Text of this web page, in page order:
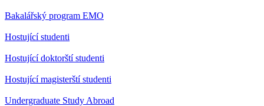
Bakalářský program EMO
Hostující studenti
Hostující doktorští studenti
Hostující magisterští studenti
Undergraduate Study Abroad